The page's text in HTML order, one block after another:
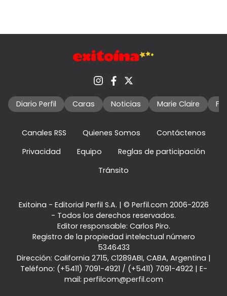
Diario Perfil Caras Noticias Marie Claire
Canales RSS Quienes Somos
Contáctenos
Privacidad
Equipo
Reglas de participación
Tránsito
Exitoina - Editorial Perfil S.A. | © Perfil.com 2006-2026
- Todos los derechos reservados.
Editor responsable: Carlos Piro.
Registro de la propiedad intelectual número
5346433
Dirección: California 2715, C1289ABI, CABA, Argentina |
Teléfono: (+5411) 7091-4921 / (+5411) 7091-4922| E-
mail: perfilcom@perfil.com